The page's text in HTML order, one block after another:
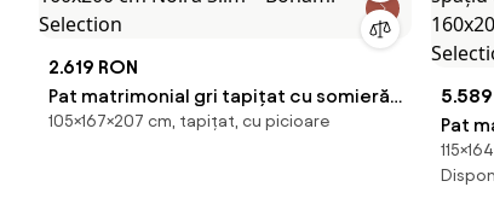
2.619 RON
Pat matrimonial gri tapițat cu somieră
160x200 cm Noira Slim – Bonami
105×167×207 cm, tapițat, cu picioare
5.589
Pat